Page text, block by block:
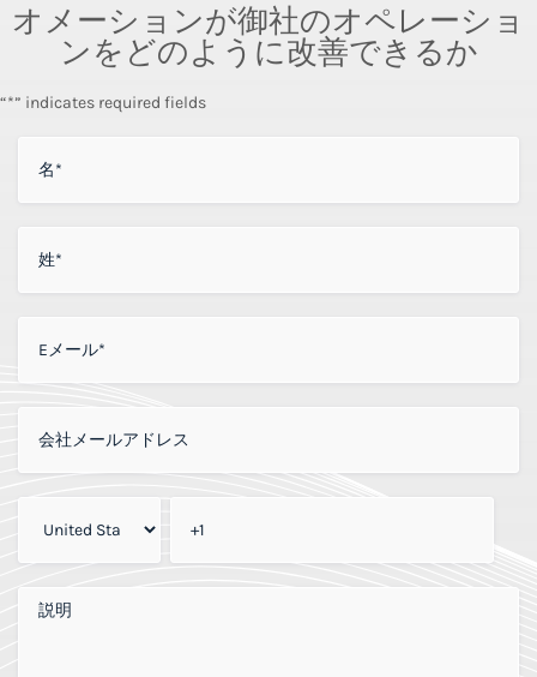
オメーションが御社のオペレーショ
ンをどのように改善できるか
“*” indicates required fields